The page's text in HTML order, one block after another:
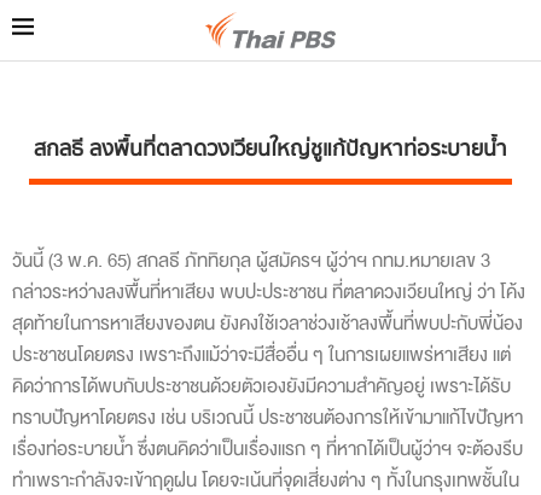
สกลธี ลงพื้นที่ตลาดวงเวียนใหญ่ชูแก้ปัญหาท่อระบายน้ำ
วันนี้ (3 พ.ค. 65) สกลธี ภัททิยกุล ผู้สมัครฯ ผู้ว่าฯ กทม.หมายเลข 3
กล่าวระหว่างลงพื้นที่หาเสียง พบปะประชาชน ที่ตลาดวงเวียนใหญ่ ว่า โค้ง
สุดท้ายในการหาเสียงของตน ยังคงใช้เวลาช่วงเช้าลงพื้นที่พบปะกับพี่น้อง
ประชาชนโดยตรง เพราะถึงแม้ว่าจะมีสื่ออื่น ๆ ในการเผยแพร่หาเสียง แต่
คิดว่าการได้พบกับประชาชนด้วยตัวเองยังมีความสำคัญอยู่ เพราะได้รับ
ทราบปัญหาโดยตรง เช่น บริเวณนี้ ประชาชนต้องการให้เข้ามาแก้ไขปัญหา
เรื่องท่อระบายน้ำ ซึ่งตนคิดว่าเป็นเรื่องแรก ๆ ที่หากได้เป็นผู้ว่าฯ จะต้องรีบ
ทำเพราะกำลังจะเข้าฤดูฝน โดยจะเน้นที่จุดเสี่ยงต่าง ๆ ทั้งในกรุงเทพชั้นใน